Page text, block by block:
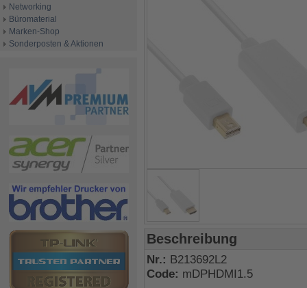
Networking
Büromaterial
Marken-Shop
Sonderposten & Aktionen
Beschreibung
Nr.: B213692L2
Code: mDPHDMI1.5